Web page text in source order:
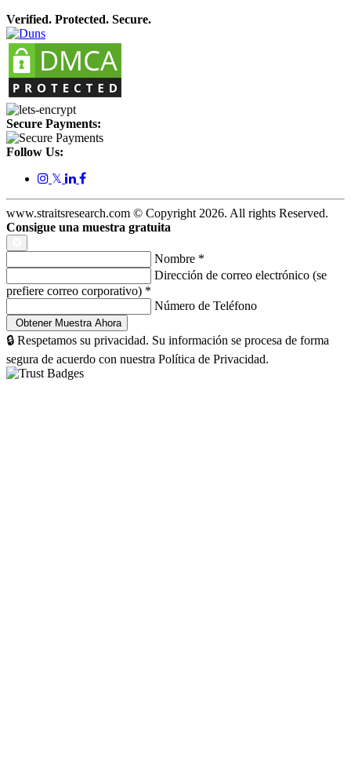
Verified. Protected. Secure.
Secure Payments:
Follow Us:
𝕏
www.straitsresearch.com © Copyright 2026. All rights Reserved.
Consigue una muestra gratuita
Nombre *
Dirección de correo electrónico (se
prefiere correo corporativo) *
Número de Teléfono
🔒 Respetamos su privacidad. Su información se procesa de forma
segura de acuerdo con nuestra Política de Privacidad.